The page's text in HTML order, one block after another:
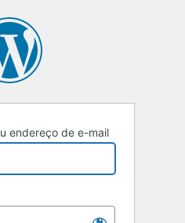
endereço de e-mail